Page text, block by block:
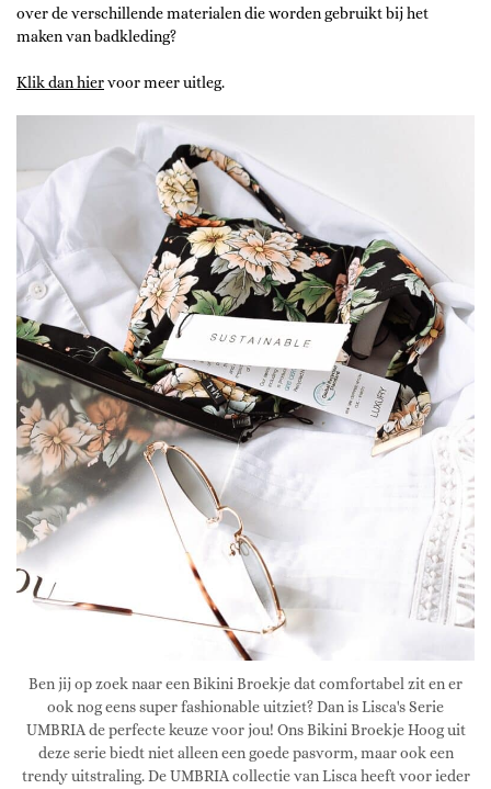
over de verschillende materialen die worden gebruikt bij het
maken van badkleding?
Klik dan hiervoor meer uitleg.
Ben jij op zoek naar een Bikini Broekje dat comfortabel zit en er
ook nog eens super fashionable uitziet? Dan is Lisca's Serie
UMBRIA de perfecte keuze voor jou! Ons Bikini Broekje Hoog uit
deze serie biedt niet alleen een goede pasvorm, maar ook een
trendy uitstraling. De UMBRIA collectie van Lisca heeft voor ieder